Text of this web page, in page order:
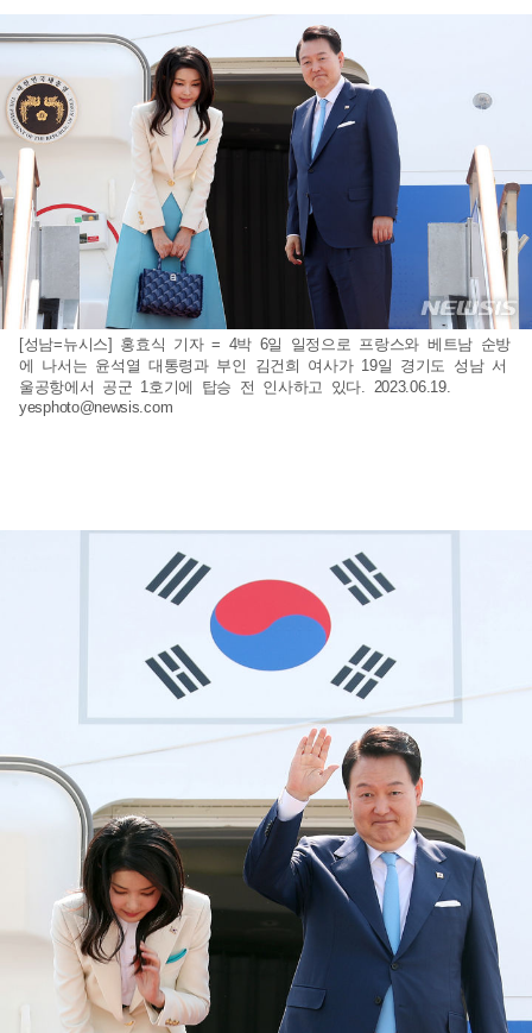
[성남=뉴시스] 홍효식 기자 = 4박 6일 일정으로 프랑스와 베트남 순방
에 나서는 윤석열 대통령과 부인 김건희 여사가 19일 경기도 성남 서
울공항에서 공군 1호기에 탑승 전 인사하고 있다. 2023.06.19.
yesphoto@newsis.com